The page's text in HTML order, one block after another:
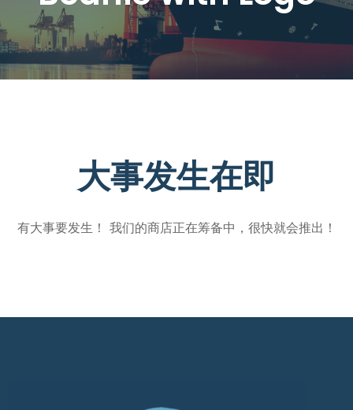
大事发生在即
有大事要发生！ 我们的商店正在筹备中，很快就会推出！